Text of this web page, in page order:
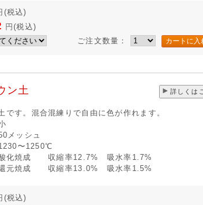
(税込)
円(税込)
ご注文数量：
ン土 詳しくは
です。混合混練りで自由に色が作れます。
メッシュ
〜1250℃
化焼成 収縮率12.7% 吸水率1.7%
元焼成 収縮率13.0% 吸水率1.5%
(税込)